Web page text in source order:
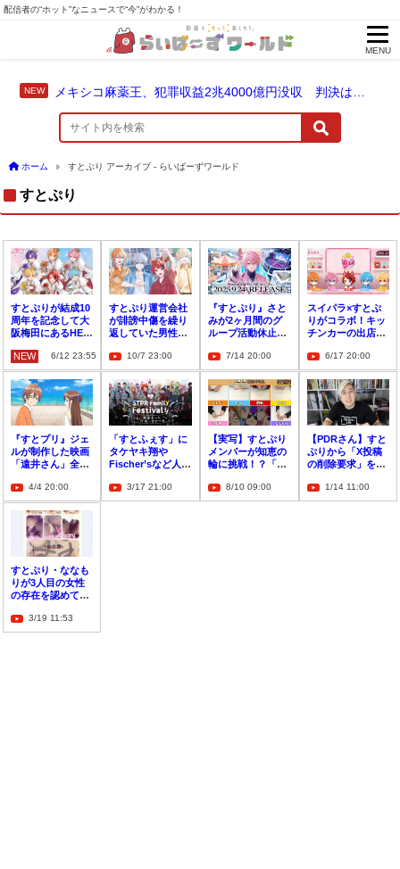
配信者の“ホット”なニュースで“今”がわかる！
MENU
ホーム すとぷり アーカイブ - らいばーずワールド
すとぷり
すとぷりが結成10
周年を記念して大
阪梅田にあるHEP
催！
NEW 6/12 23:55
すとぷり運営会社
が誹謗中傷を繰り
返していた男性と
告
10/7 23:00
『すとぷり』さと
みが2ヶ月間のグ
ループ活動休止を
7/14 20:00
スイパラ×すとぷ
りがコラボ！キッ
チンカーの出店が
て食べられないか
も」
6/17 20:00
『すとプリ』ジェ
ルが制作した映画
「遠井さん」全国
歌にはダンス
も・・・」
4/4 20:00
「すとふぇす」に
タケヤキ翔や
Fischer’sなど人気
が決定！3/17 21:00
【実写】すとぷり
メンバーが知恵の
輪に挑戦！？「解
ん！」8/10 09:00
【PDRさん】すと
ぷりから「X投稿
の削除要求」を受
1/14 11:00
すとぷり・ななも
りが3人目の女性
の存在を認めてい
に犯罪の可能性も
3/19 11:53